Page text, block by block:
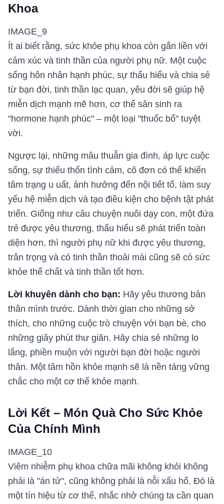
Khoa
IMAGE_9
Ít ai biết rằng, sức khỏe phụ khoa còn gắn liền với
cảm xúc và tinh thần của người phụ nữ. Một cuộc
sống hôn nhân hạnh phúc, sự thấu hiểu và chia sẻ
từ bạn đời, tinh thần lạc quan, yêu đời sẽ giúp hệ
miễn dịch mạnh mẽ hơn, cơ thể sản sinh ra
"hormone hạnh phúc" – một loại "thuốc bổ" tuyệt
vời.
Ngược lại, những mâu thuẫn gia đình, áp lực cuộc
sống, sự thiếu thốn tình cảm, cô đơn có thể khiến
tâm trạng u uất, ảnh hưởng đến nội tiết tố, làm suy
yếu hệ miễn dịch và tạo điều kiện cho bệnh tật phát
triển. Giống như câu chuyện nuôi dạy con, một đứa
trẻ được yêu thương, thấu hiểu sẽ phát triển toàn
diện hơn, thì người phụ nữ khi được yêu thương,
trân trọng và có tinh thần thoải mái cũng sẽ có sức
khỏe thể chất và tinh thần tốt hơn.
Lời khuyên dành cho bạn: Hãy yêu thương bản
thân mình trước. Dành thời gian cho những sở
thích, cho những cuộc trò chuyện với bạn bè, cho
những giây phút thư giãn. Hãy chia sẻ những lo
lắng, phiền muộn với người bạn đời hoặc người
thân. Một tâm hồn khỏe mạnh sẽ là nền tảng vững
chắc cho một cơ thể khỏe mạnh.
Lời Kết – Món Quà Cho Sức Khỏe
Của Chính Mình
IMAGE_10
Viêm nhiễm phụ khoa chữa mãi không khỏi không
phải là "án tử", cũng không phải là nỗi xấu hổ. Đó là
một tín hiệu từ cơ thể, nhắc nhở chúng ta cần quan